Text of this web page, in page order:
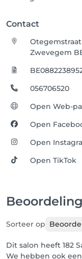
Contact
Zwevegem
056706520
Open Web-
Open
Open
Open TikTok
Sorteer op
Dit salon heeft 182
We hebben ook